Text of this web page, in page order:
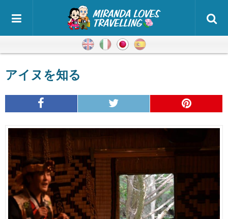
英語 イタリア語
日本語
アイヌを知る